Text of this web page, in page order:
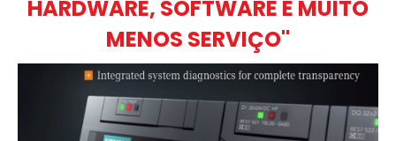
HARDWARE, SOFTWARE E MUITO
MENOS SERVIÇO"